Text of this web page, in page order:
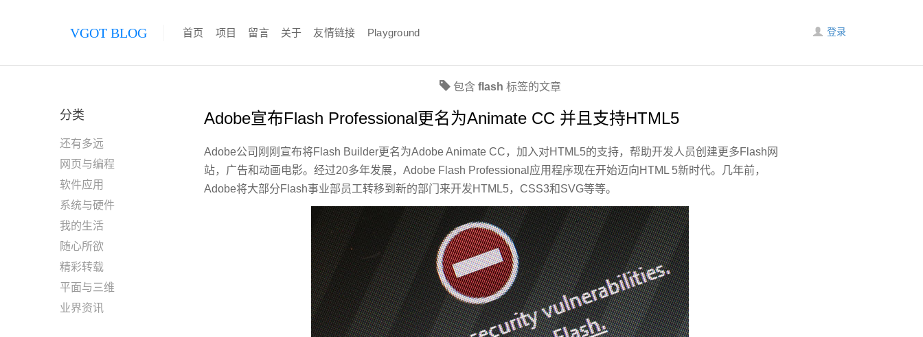
VGOT BLOG 首页 项目 留言 关于 友情链接 Playground 登录
分类
还有多远
网页与编程
软件应用
系统与硬件
我的生活
随心所欲
精彩转载
平面与三维
业界资讯
包含 flash 标签的文章
Adobe宣布Flash Professional更名为Animate CC 并且支持HTML5
Adobe公司刚刚宣布将Flash Builder更名为Adobe Animate CC，加入对HTML5的支持，帮助开发人员创建更多Flash网
站，广告和动画电影。经过20多年发展，Adobe Flash Professional应用程序现在开始迈向HTML 5新时代。几年前，
Adobe将大部分Flash事业部员工转移到新的部门来开发HTML5，CSS3和SVG等等。